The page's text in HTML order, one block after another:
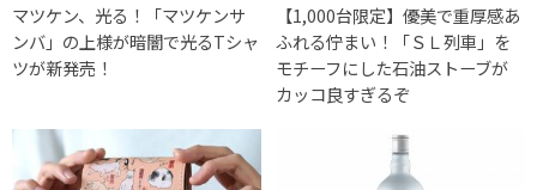
マツケン、光る！「マツケンサ
ンバ」の上様が暗闇で光るTシャ
ツが新発売！
【1,000台限定】優美で重厚感あ
ふれる佇まい！「ＳＬ列車」を
モチーフにした石油ストーブが
カッコ良すぎるぞ